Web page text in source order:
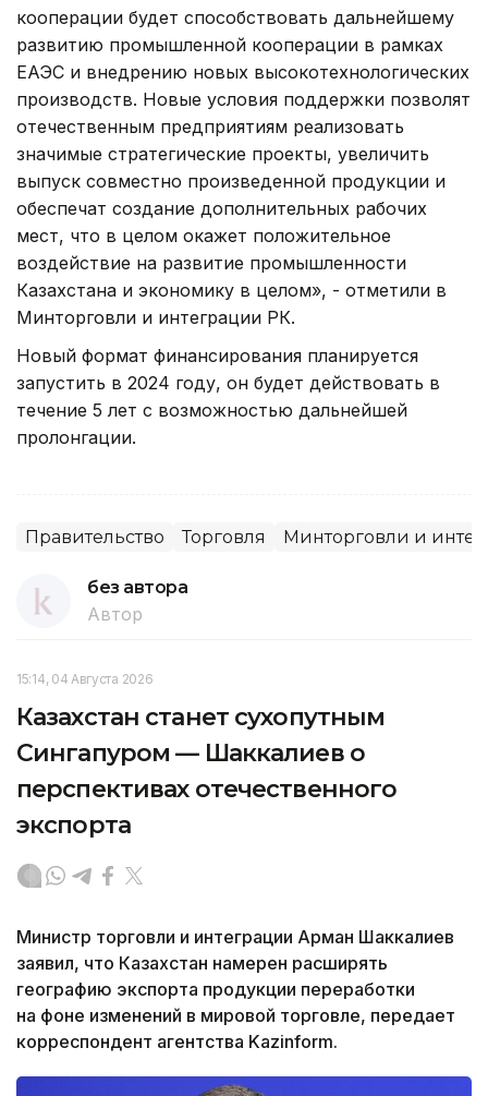
кооперации будет способствовать дальнейшему
развитию промышленной кооперации в рамках
ЕАЭС и внедрению новых высокотехнологических
производств. Новые условия поддержки позволят
отечественным предприятиям реализовать
значимые стратегические проекты, увеличить
выпуск совместно произведенной продукции и
обеспечат создание дополнительных рабочих
мест, что в целом окажет положительное
воздействие на развитие промышленности
Казахстана и экономику в целом», - отметили в
Минторговли и интеграции РК.
Новый формат финансирования планируется
запустить в 2024 году, он будет действовать в
течение 5 лет с возможностью дальнейшей
пролонгации.
Правительство Торговля Минторговли и
без автора
Автор
15:14, 04 Августа 2026
Казахстан станет сухопутным
Сингапуром — Шаккалиев о
перспективах отечественного
экспорта
Министр торговли и интеграции Арман Шаккалиев
заявил, что Казахстан намерен расширять
географию экспорта продукции переработки
на фоне изменений в мировой торговле, передает
корреспондент агентства Kazinform.